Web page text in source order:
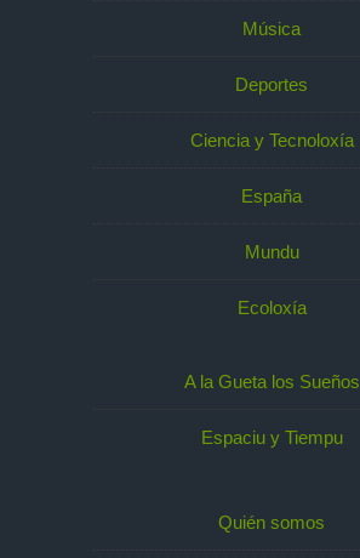
Música
Deportes
Ciencia y Tecnoloxía
España
Mundu
Ecoloxía
A la Gueta los Sueños
Espaciu y Tiempu
Quién somos